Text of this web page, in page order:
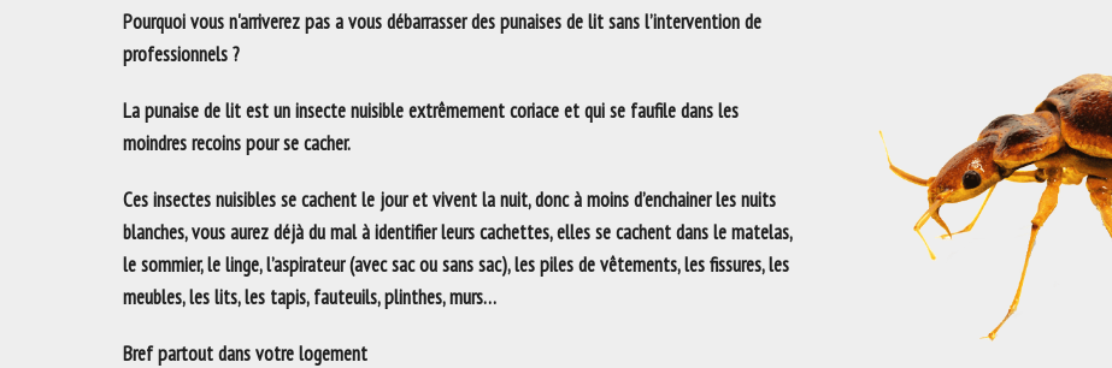
Pourquoi vous n'arriverez pas a vous débarrasser des punaises de lit sans l’intervention de
professionnels ?
La punaise de lit est un insecte nuisible extrêmement coriace et qui se faufile dans les
moindres recoins pour se cacher.
Ces insectes nuisibles se cachent le jour et vivent la nuit, donc à moins d’enchainer les nuits
blanches, vous aurez déjà du mal à identifier leurs cachettes, elles se cachent dans le matelas,
le sommier, le linge, l’aspirateur (avec sac ou sans sac), les piles de vêtements, les fissures, les
meubles, les lits, les tapis, fauteuils, plinthes, murs…
Bref partout dans votre logement